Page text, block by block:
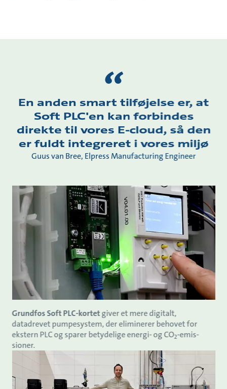
En anden smart tilføjelse er, at
Soft PLC'en kan forbindes
direkte til vores E-cloud, så den
er fuldt integreret i vores miljø
Guus van Bree, Elpress Manufacturing Engineer
Grundfos Soft PLC-kortetgiver et mere digitalt,
datadrevet pumpesystem, der eliminerer behovet for
ekstern PLC og sparer betydelige energi- og CO2-emis-
sioner.